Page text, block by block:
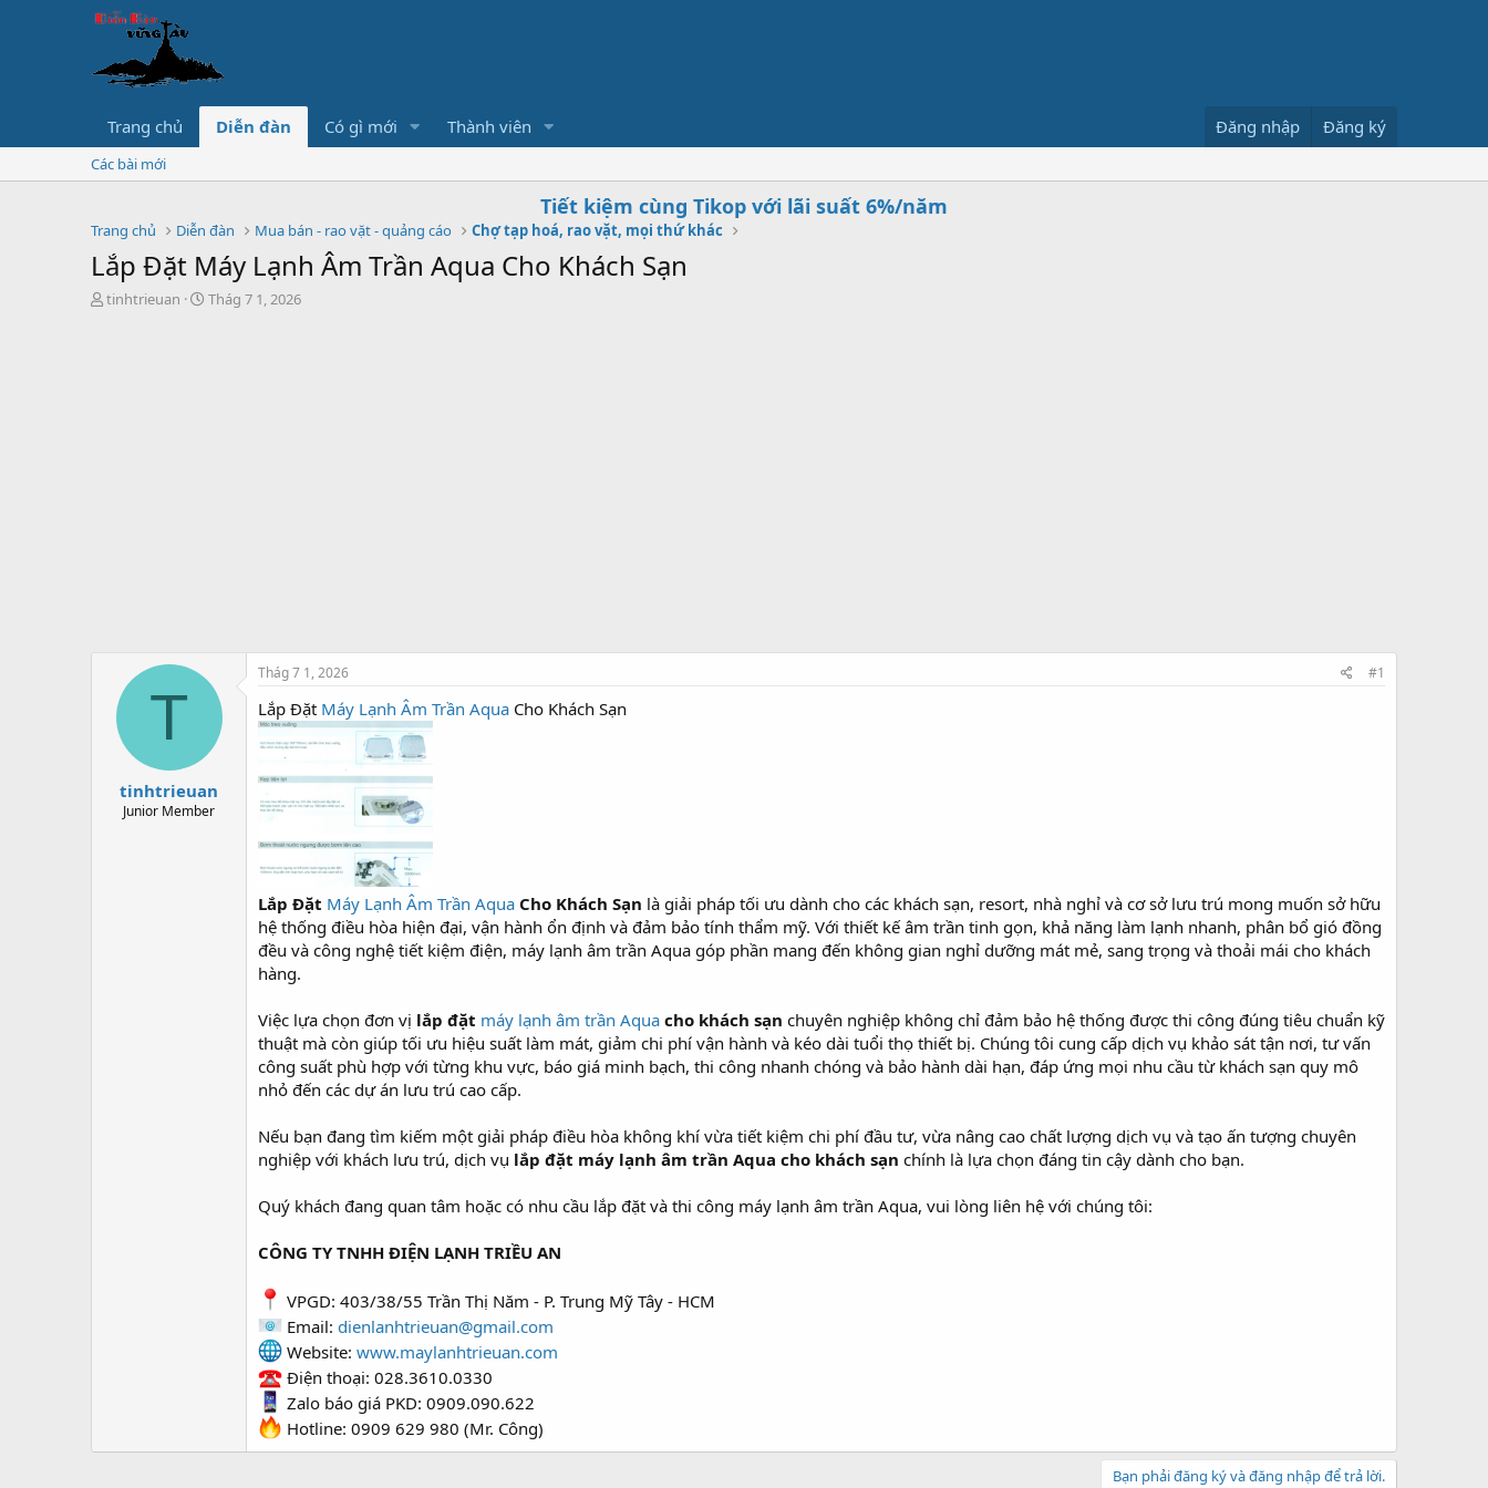
Trang chủ Diễn đàn Có gì mới Thành viên Đăng nhập Đăng ký
Các bài mới
Tiết kiệm cùng Tikop với lãi suất 6%/năm
Trang chủ Diễn đàn Mua bán - rao vặt - quảng cáo Chợ tạp hoá, rao vặt, mọi thứ khác
Lắp Đặt Máy Lạnh Âm Trần Aqua Cho Khách Sạn
T
tinhtrieuan
S
Thág 7 1, 2026
T
tinhtrieuan
Junior Member
Thág 7 1, 2026 #1
Lắp Đặt Máy Lạnh Âm Trần Aqua Cho Khách Sạn
Lắp Đặt Máy Lạnh Âm Trần Aqua Cho Khách Sạn là giải pháp tối ưu dành cho các khách sạn, resort, nhà nghỉ và cơ sở lưu trú mong muốn sở hữu
hệ thống điều hòa hiện đại, vận hành ổn định và đảm bảo tính thẩm mỹ. Với thiết kế âm trần tinh gọn, khả năng làm lạnh nhanh, phân bổ gió đồng
đều và công nghệ tiết kiệm điện, máy lạnh âm trần Aqua góp phần mang đến không gian nghỉ dưỡng mát mẻ, sang trọng và thoải mái cho khách
hàng.
Việc lựa chọn đơn vị lắp đặt máy lạnh âm trần Aqua cho khách sạn chuyên nghiệp không chỉ đảm bảo hệ thống được thi công đúng tiêu chuẩn kỹ
thuật mà còn giúp tối ưu hiệu suất làm mát, giảm chi phí vận hành và kéo dài tuổi thọ thiết bị. Chúng tôi cung cấp dịch vụ khảo sát tận nơi, tư vấn
công suất phù hợp với từng khu vực, báo giá minh bạch, thi công nhanh chóng và bảo hành dài hạn, đáp ứng mọi nhu cầu từ khách sạn quy mô
nhỏ đến các dự án lưu trú cao cấp.
Nếu bạn đang tìm kiếm một giải pháp điều hòa không khí vừa tiết kiệm chi phí đầu tư, vừa nâng cao chất lượng dịch vụ và tạo ấn tượng chuyên
nghiệp với khách lưu trú, dịch vụ lắp đặt máy lạnh âm trần Aqua cho khách sạn chính là lựa chọn đáng tin cậy dành cho bạn.
Quý khách đang quan tâm hoặc có nhu cầu lắp đặt và thi công máy lạnh âm trần Aqua, vui lòng liên hệ với chúng tôi:
CÔNG TY TNHH ĐIỆN LẠNH TRIỀU AN
VPGD: 403/38/55 Trần Thị Năm - P. Trung Mỹ Tây - HCM
Email: dienlanhtrieuan@gmail.com
Website: www.maylanhtrieuan.com
Điện thoại: 028.3610.0330
Zalo báo giá PKD: 0909.090.622
Hotline: 0909 629 980 (Mr. Công)
Bạn phải đăng ký và đăng nhập để trả lời.